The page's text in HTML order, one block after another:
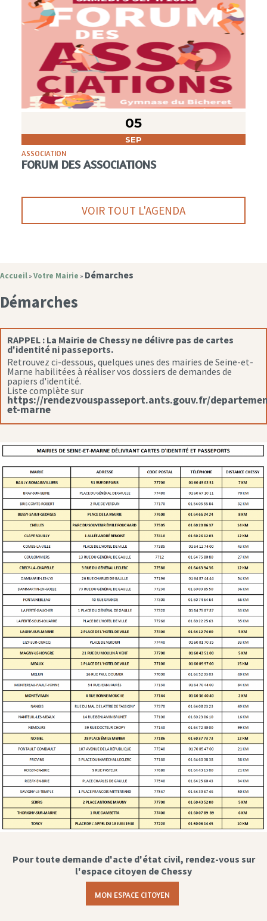
05
SEP
ASSOCIATION
FORUM DES ASSOCIATIONS
VOIR TOUT L'AGENDA
Accueil » Votre Mairie » Démarches
Démarches
RAPPEL : La Mairie de Chessy ne délivre pas de cartes
d'identité ni passeports.
Retrouvez ci-dessous, quelques unes des mairies de Seine-et-
Marne habilitées à réaliser vos dossiers de demandes de
papiers d'identité.
Liste complète sur
https://rendezvouspasseport.ants.gouv.fr/
et-marne
Pour toute demande d'acte d'état civil, rendez-vous sur
l'espace citoyen de Chessy
MON ESPACE CITOYEN